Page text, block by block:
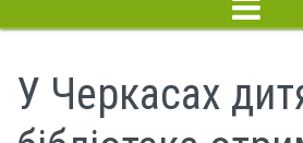
У Черкасах